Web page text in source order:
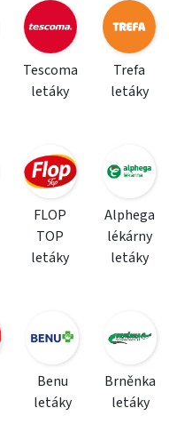
Tescoma
letáky
Trefa
letáky
FLOP
TOP
letáky
Alphega
lékárny
letáky
Benu
letáky
Brněnka
letáky